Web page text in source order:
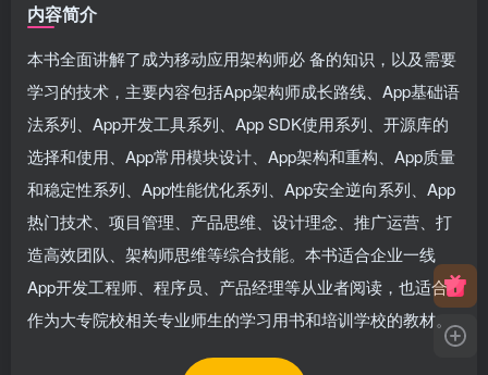
内容简介
本书全面讲解了成为移动应用架构师必 备的知识，以及需要
学习的技术，主要内容包括App架构师成长路线、App基础语
法系列、App开发工具系列、App SDK使用系列、开源库的
选择和使用、App常用模块设计、App架构和重构、App质量
和稳定性系列、App性能优化系列、App安全逆向系列、App
热门技术、项目管理、产品思维、设计理念、推广运营、打
造高效团队、架构师思维等综合技能。本书适合企业一线
App开发工程师、程序员、产品经理等从业者阅读，也适合
作为大专院校相关专业师生的学习用书和培训学校的教材。